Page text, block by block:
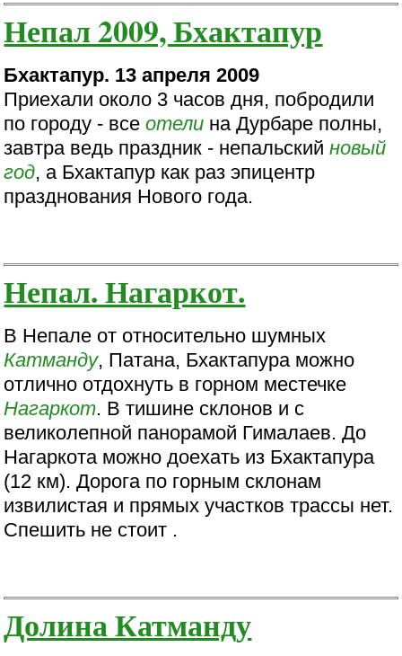
Непал 2009, Бхактапур
Бхактапур. 13 апреля 2009
Приехали около 3 часов дня, побродили
по городу - всеотели на Дурбаре полны,
завтра ведь праздник - непальскийновый
год, а Бхактапур как раз эпицентр
празднования Нового года.
Непал. Нагаркот.
В Непале от относительно шумных
Катманду, Патана, Бхактапура можно
отлично отдохнуть в горном местечке
Нагаркот. В тишине склонов и с
великолепной панорамой Гималаев. До
Нагаркота можно доехать из Бхактапура
(12 км). Дорога по горным склонам
извилистая и прямых участков трассы нет.
Спешить не стоит .
Долина Катманду